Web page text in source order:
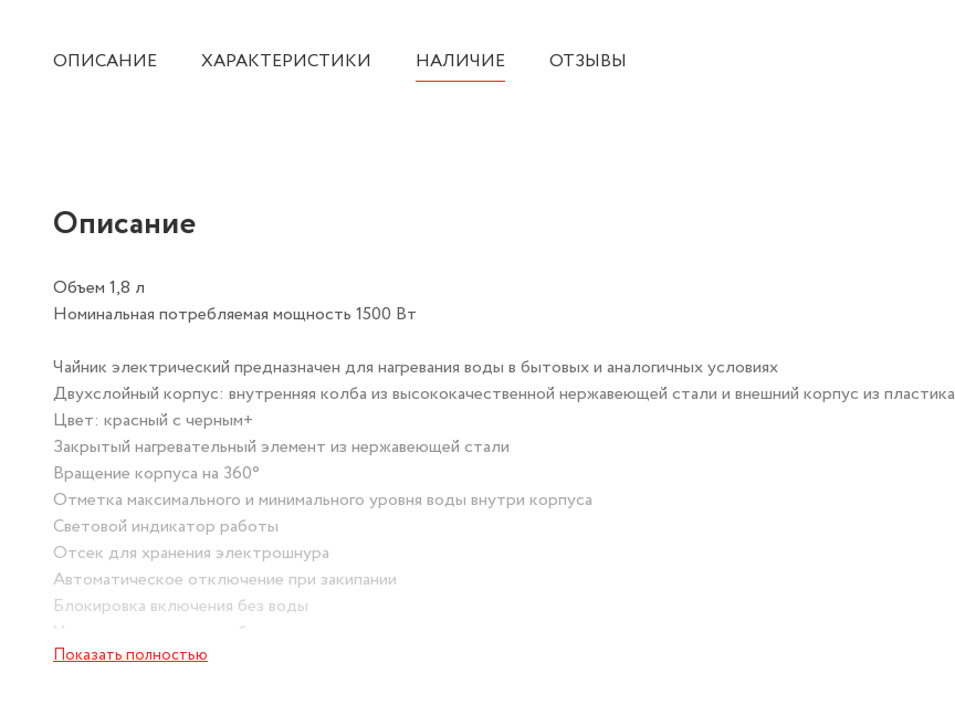
ОПИСАНИЕ ХАРАКТЕРИСТИКИ НАЛИЧИЕ ОТЗЫВЫ
Описание
Объем 1,8 л
Номинальная потребляемая мощность 1500 Вт
Чайник электрический предназначен для нагревания воды в бытовых и аналогичных условиях
Двухслойный корпус: внутренняя колба из высококачественной нержавеющей стали и внешний корпус из пластика
Цвет: красный с черным+
Закрытый нагревательный элемент из нержавеющей стали
Вращение корпуса на 360°
Отметка максимального и минимального уровня воды внутри корпуса
Световой индикатор работы
Отсек для хранения электрошнура
Автоматическое отключение при закипании
Блокировка включения без воды
Упаковка: цветная коробка
Показать полностью